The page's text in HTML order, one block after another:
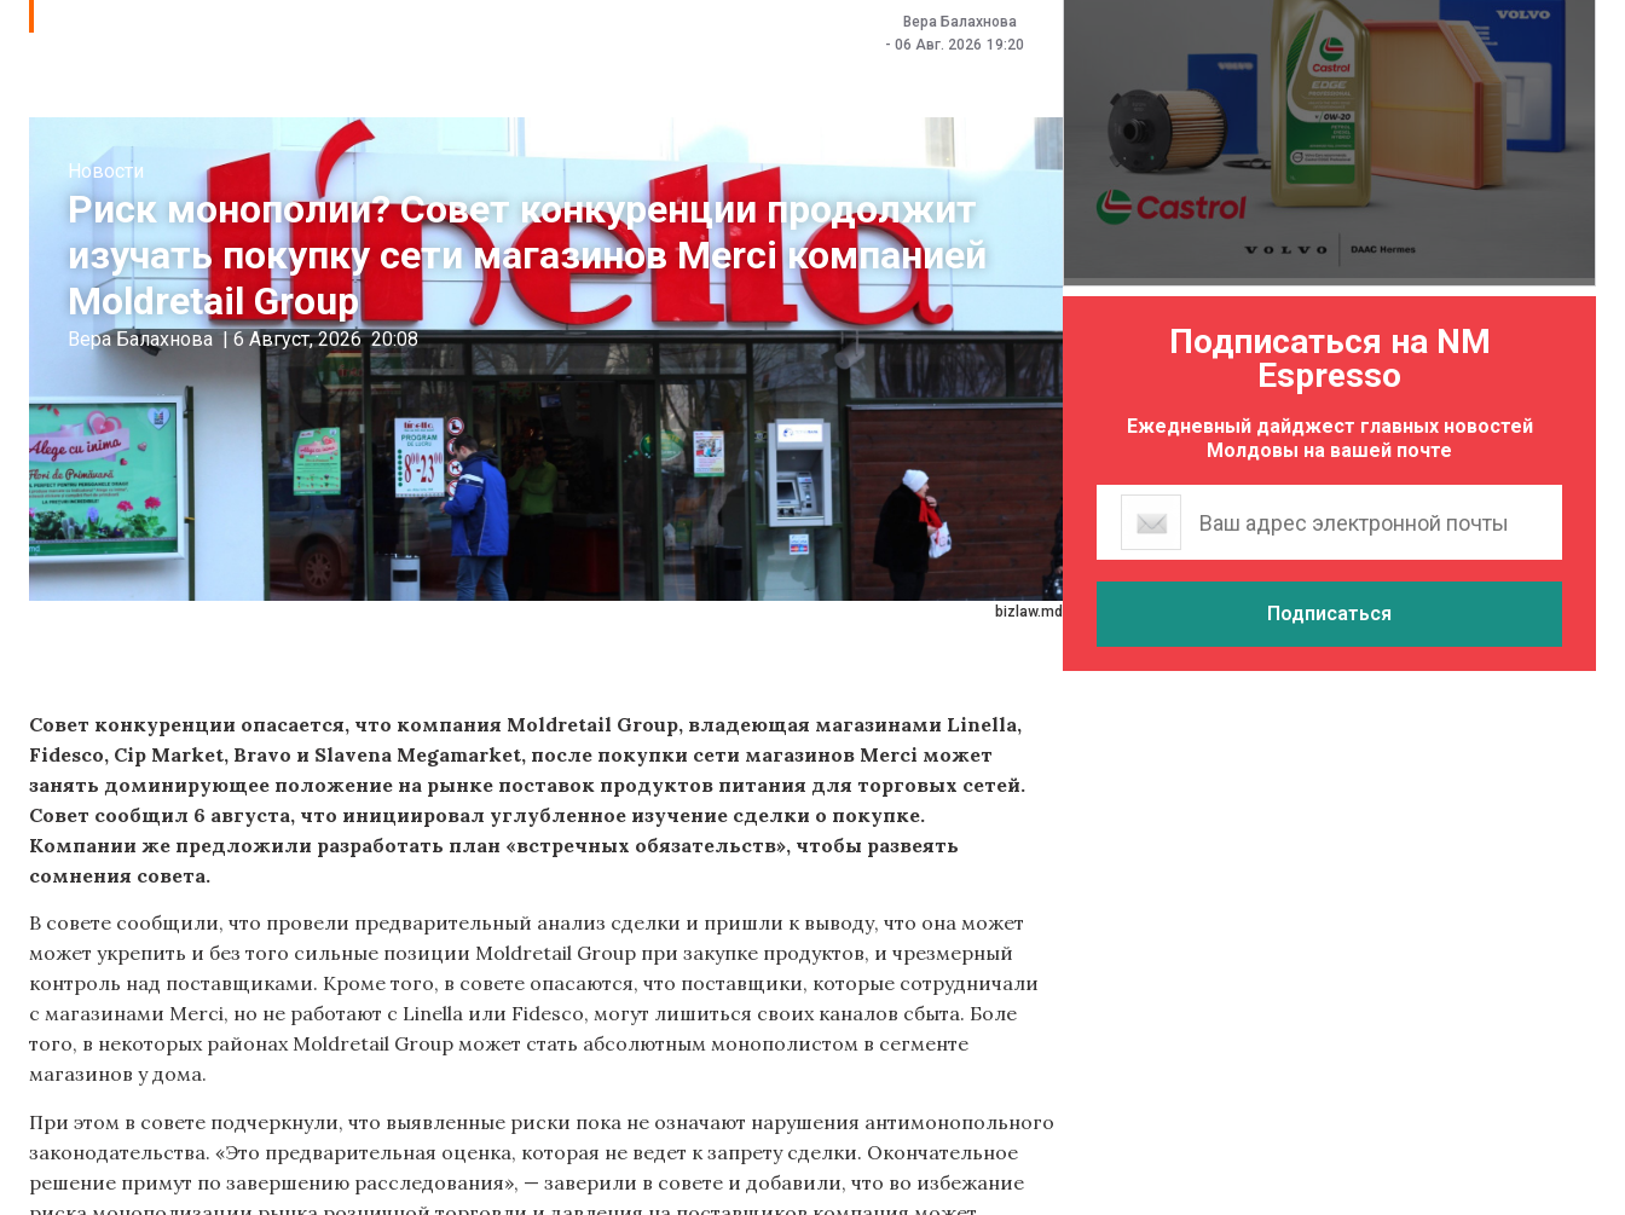
Вера Балахнова
- 06 Авг. 2026 19:20
bizlaw.md
Новости
Риск монополии? Совет конкуренции продолжит
изучать покупку сети магазинов Merci компанией
Moldretail Group
Вера Балахнова | 6 Август, 2026 20:08
Совет конкуренции опасается, что компания Moldretail Group, владеющая магазинами Linella,
Fidesco, Cip Market, Bravo и Slavena Megamarket, после покупки сети магазинов Merci может
занять доминирующее положение на рынке поставок продуктов питания для торговых сетей.
Совет сообщил 6 августа, что инициировал углубленное изучение сделки о покупке.
Компании же предложили разработать план «встречных обязательств», чтобы развеять
сомнения совета.
В совете сообщили, что провели предварительный анализ сделки и пришли к выводу, что она может
может укрепить и без того сильные позиции Moldretail Group при закупке продуктов, и чрезмерный
контроль над поставщиками. Кроме того, в совете опасаются, что поставщики, которые сотрудничали
с магазинами Merci, но не работают с Linella или Fidesco, могут лишиться своих каналов сбыта. Боле
того, в некоторых районах Moldretail Group может стать абсолютным монополистом в сегменте
магазинов у дома.
При этом в совете подчеркнули, что выявленные риски пока не означают нарушения антимонопольного
законодательства. «Это предварительная оценка, которая не ведет к запрету сделки. Окончательное
решение примут по завершению расследования», — заверили в совете и добавили, что во избежание
Подписаться на NM
Espresso
Ежедневный дайджест главных новостей
Молдовы на вашей почте